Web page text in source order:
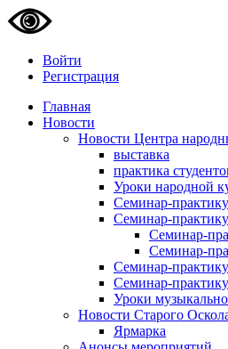
Войти
Регистрация
Главная
Новости
Новости Центра
выставка
практика
Уроки народной
Семинар-
Семинар-
Семинар-
Семинар-
Семинар-
Семинар-
Уроки
Новости Старого
Ярмарка